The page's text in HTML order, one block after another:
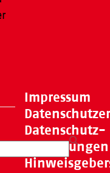
Impressum
Datenschutz-
Einstellungen